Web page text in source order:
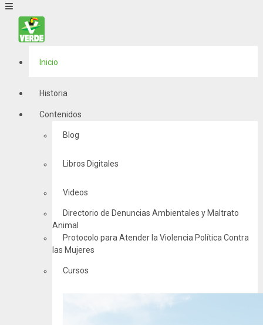
Inicio
Historia
Contenidos
Blog
Libros Digitales
Videos
Directorio de Denuncias Ambientales y Maltrato
Animal
Protocolo para Atender la Violencia Política Contra
las Mujeres
Cursos